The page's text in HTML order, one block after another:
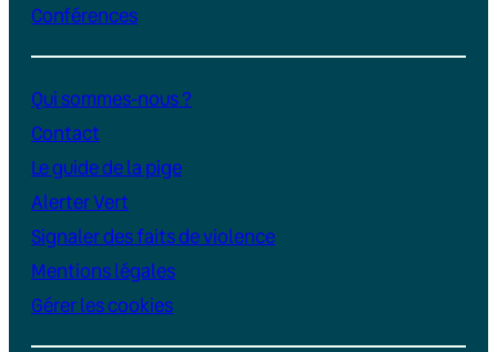
Conférences
Qui sommes-nous ?
Contact
Le guide de la pige
Alerter Vert
Signaler des faits de violence
Mentions légales
Gérer les cookies